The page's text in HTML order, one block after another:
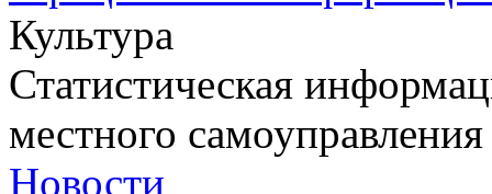
Культура
Статистическая
местного самоуправления
Новости